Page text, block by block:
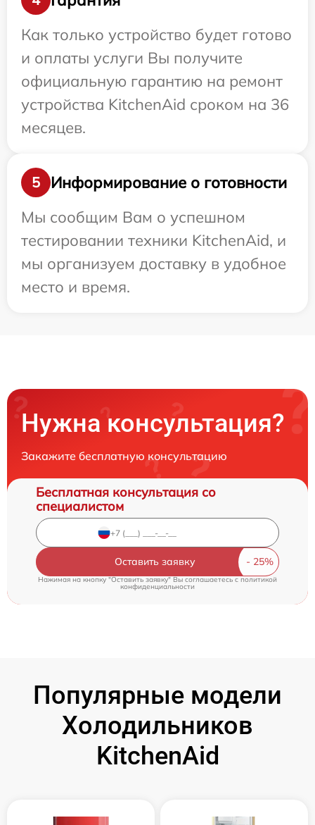
Как только устройство будет готово
и оплаты услуги Вы получите
официальную гарантию на ремонт
устройства KitchenAid сроком на 36
месяцев.
5
Информирование о готовности
Мы сообщим Вам о успешном
тестировании техники KitchenAid, и
мы организуем доставку в удобное
место и время.
Нужна консультация?
Закажите бесплатную консультацию
Бесплатная консультация со
специалистом
Оставить заявку
Нажимая на кнопку "Оставить заявку" Вы соглашаетесь cполитикой
конфиденциальности
Популярные модели
Холодильников
KitchenAid